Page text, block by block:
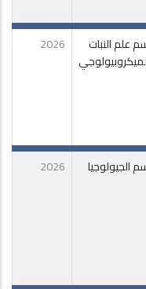
علم النبات
2026
الجيولوجيا 2026